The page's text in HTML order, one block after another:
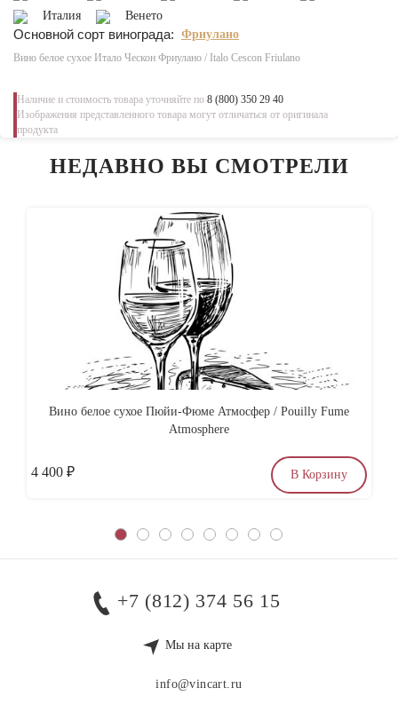
Италия
Венето
Основной сорт винограда: Фриулано
Вино белое сухое Итало Ческон Фриулано / Italo Cescon Friulano
Наличие и стоимость товара уточняйте по 8 (800) 350 29 40
Изображения представленного товара могут отличаться от оригинала
продукта
НЕДАВНО ВЫ СМОТРЕЛИ
Вино белое сухое Пюйи-Фюме Атмосфер / Pouilly Fume
Atmosphere
4 400 ₽ В Корзину
+7 (812) 374 56 15
Мы на карте
info@vincart.ru